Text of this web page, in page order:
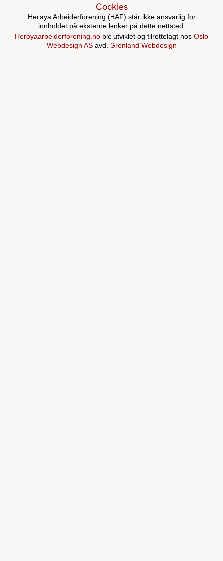
Cookies
Herøya Arbeiderforening (HAF) står ikke ansvarlig for
innholdet på eksterne lenker på dette nettsted.
Heroyaarbeiderforening.no ble utviklet og tilrettelagt hos Oslo
Webdesign ASavd. Grenland Webdesign